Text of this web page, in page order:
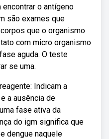
o antígeno
são exames que
que o organismo
com micro organismo
aguda. O teste
se uma.
Indicam a
a ausência de
fase ativa da
do igm significa que
dengue naquele